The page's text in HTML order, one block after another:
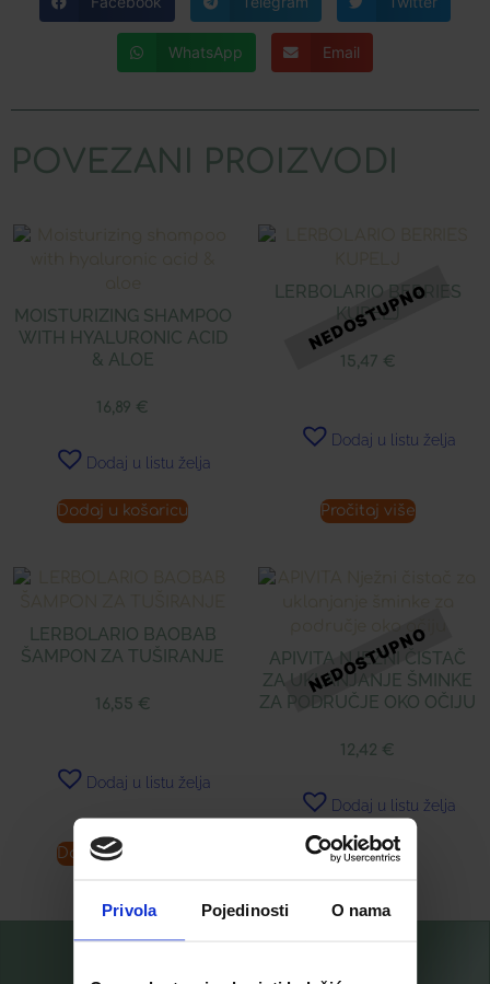
Privola Pojedinosti O nama
WhatsApp Email
POVEZANI PROIZVODI
MOISTURIZING SHAMPOO
WITH HYALURONIC ACID
& ALOE
16,89 €
Dodaj u listu želja
Dodaj u košaricu
LERBOLARIO BERRIES
KUPELJ
15,47 €
Dodaj u listu želja
Pročitaj više
LERBOLARIO BAOBAB
ŠAMPON ZA TUŠIRANJE
16,55 €
Dodaj u listu želja
Dodaj u košaricu
APIVITA NJEŽNI ČISTAČ
ZA UKLANJANJE ŠMINKE
ZA PODRUČJE OKO OČIJU
12,42 €
Dodaj u listu želja
Pročitaj više